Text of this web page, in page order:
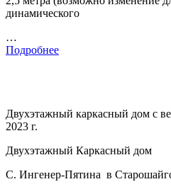
динамического
…
Подробнее
Двухэтажный каркасный дом с
2023 г.
Двухэтажный Каркасный дом
С. Ингенер-Пятина в